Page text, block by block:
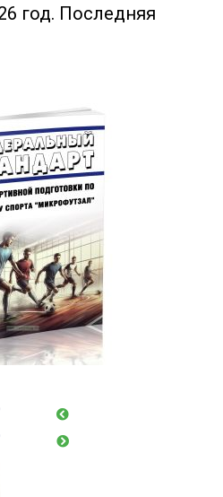
год. Последняя